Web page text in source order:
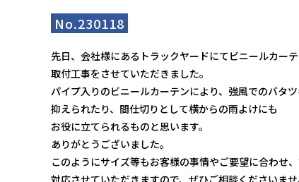
No.230118
先日、会社様にあるトラックヤードにてビニールカー
取付工事をさせていただきました。
パイプ入りのビニールカーテンにより、強風でのバタツ
抑えられたり、間仕切りとして横からの雨よけにも
お役に立てられるものと思います。
ありがとうございました。
このようにサイズ等もお客様の事情やご要望に合わせ
対応させていただきますので、ぜひご相談くださいませ